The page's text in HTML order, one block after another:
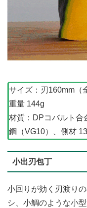
サイズ：刃160mm（
重量 144g
材質：DPコバルト合
鋼（VG10）、側材
小出刃包丁
小回りが効く刃渡り
シ、小鯛のような小